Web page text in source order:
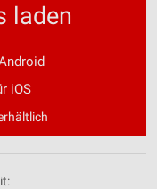
laden
iOS